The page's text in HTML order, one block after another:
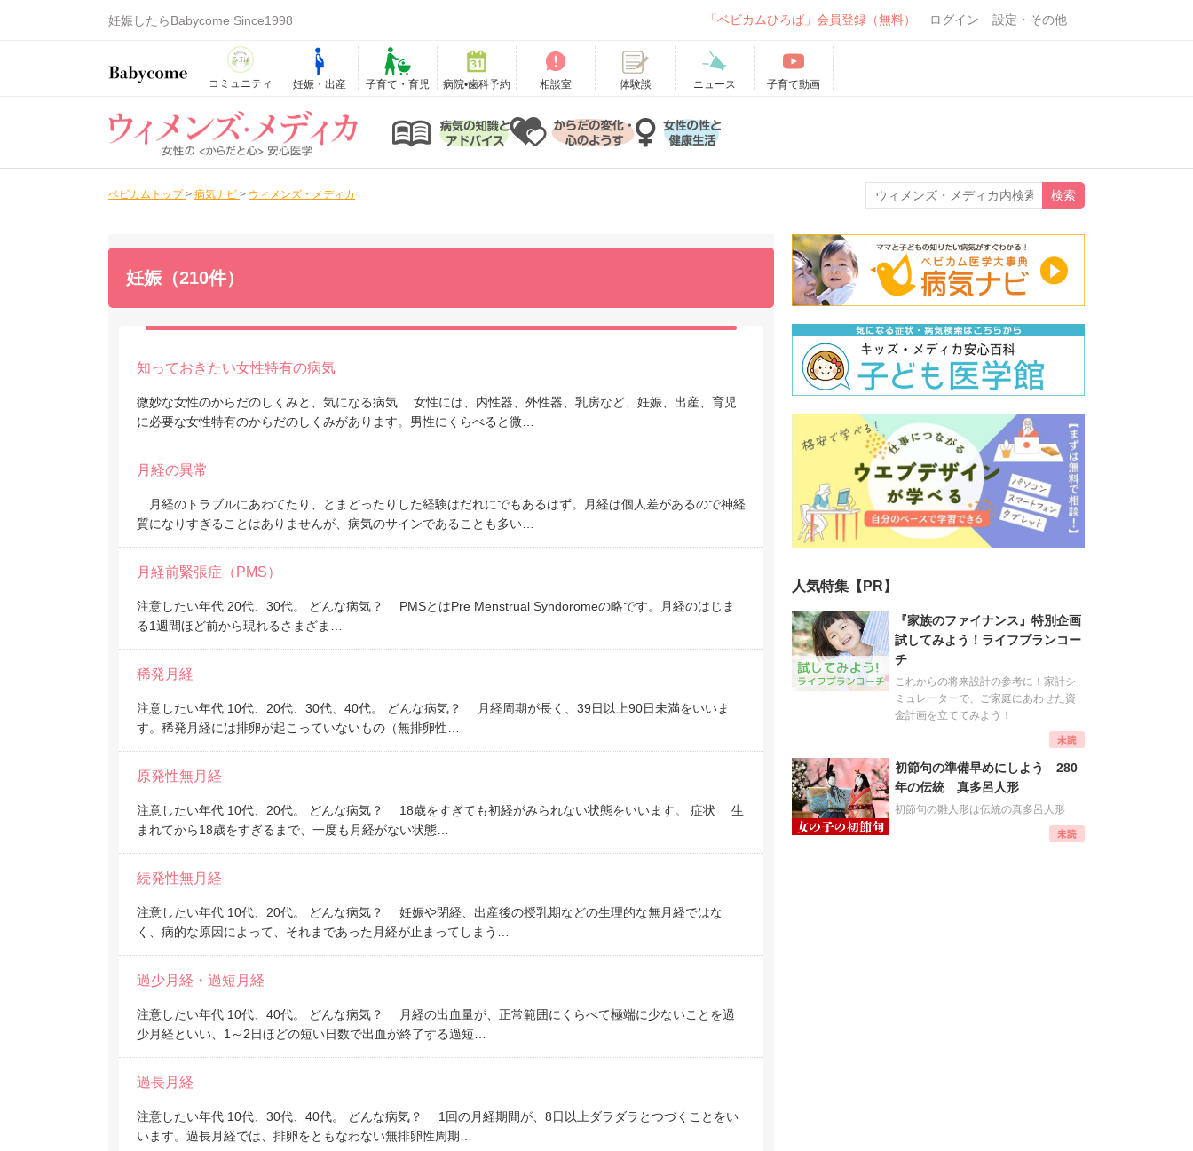
妊娠したらBabycome Since1998 「ベビカムひろば」会員登録（無料） ログイン 設定・その他
コミュニティ 妊娠・出産 子育て・育児 病院•歯科予約 相談室 体験談 ニュース 子育て動画
ベビカムトップ > 病気ナビ > ウィメンズ・メディカ
妊娠（210件）
知っておきたい女性特有の病気
微妙な女性のからだのしくみと、気になる病気 女性には、内性器、外性器、乳房など、妊娠、出産、育児
に必要な女性特有のからだのしくみがあります。男性にくらべると微…
月経の異常
月経のトラブルにあわてたり、とまどったりした経験はだれにでもあるはず。月経は個人差があるので神経
質になりすぎることはありませんが、病気のサインであることも多い…
月経前緊張症（PMS）
注意したい年代 20代、30代。 どんな病気？ PMSとはPre Menstrual Syndoromeの略です。月経のはじま
る1週間ほど前から現れるさまざま…
稀発月経
注意したい年代 10代、20代、30代、40代。 どんな病気？ 月経周期が長く、39日以上90日未満をいいま
す。稀発月経には排卵が起こっていないもの（無排卵性…
原発性無月経
注意したい年代 10代、20代。 どんな病気？ 18歳をすぎても初経がみられない状態をいいます。 症状 生
まれてから18歳をすぎるまで、一度も月経がない状態…
続発性無月経
注意したい年代 10代、20代。 どんな病気？ 妊娠や閉経、出産後の授乳期などの生理的な無月経ではな
く、病的な原因によって、それまであった月経が止まってしまう…
過少月経・過短月経
注意したい年代 10代、40代。 どんな病気？ 月経の出血量が、正常範囲にくらべて極端に少ないことを過
少月経といい、1～2日ほどの短い日数で出血が終了する過短…
過長月経
注意したい年代 10代、30代、40代。 どんな病気？ 1回の月経期間が、8日以上ダラダラとつづくことをい
います。過長月経では、排卵をともなわない無排卵性周期…
人気特集【PR】
『家族のファイナンス』特別企画
試してみよう！ライフプランコー
チ
これからの将来設計の参考に！家計シ
ミュレーターで、ご家庭にあわせた資
金計画を立ててみよう！
初節句の準備早めにしよう 280
年の伝統 真多呂人形
初節句の雛人形は伝統の真多呂人形